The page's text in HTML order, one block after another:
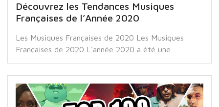
Découvrez les Tendances Musiques
Françaises de l’Année 2020
Les Musiques Françaises de 2020 Les Musiques
Françaises de 2020 L'année 2020 a été une…